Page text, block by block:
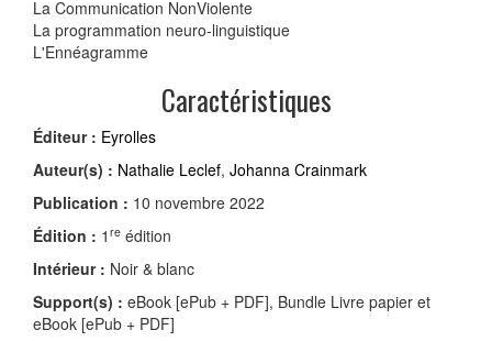
La Communication NonViolente
La programmation neuro-linguistique
L'Ennéagramme
Caractéristiques
Éditeur : Eyrolles
Auteur(s) : Nathalie Leclef, Johanna Crainmark
Publication : 10 novembre 2022
Édition : 1 re édition
Intérieur : Noir & blanc
Support(s) : eBook [ePub + PDF], Bundle Livre papier et
eBook [ePub + PDF]